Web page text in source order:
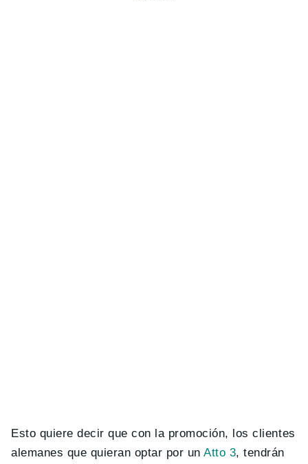
Esto quiere decir que con la promoción, los clientes
alemanes que quieran optar por unAtto 3, tendrán